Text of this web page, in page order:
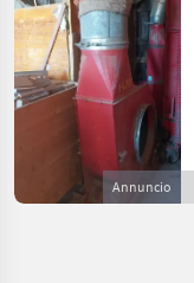
Annuncio